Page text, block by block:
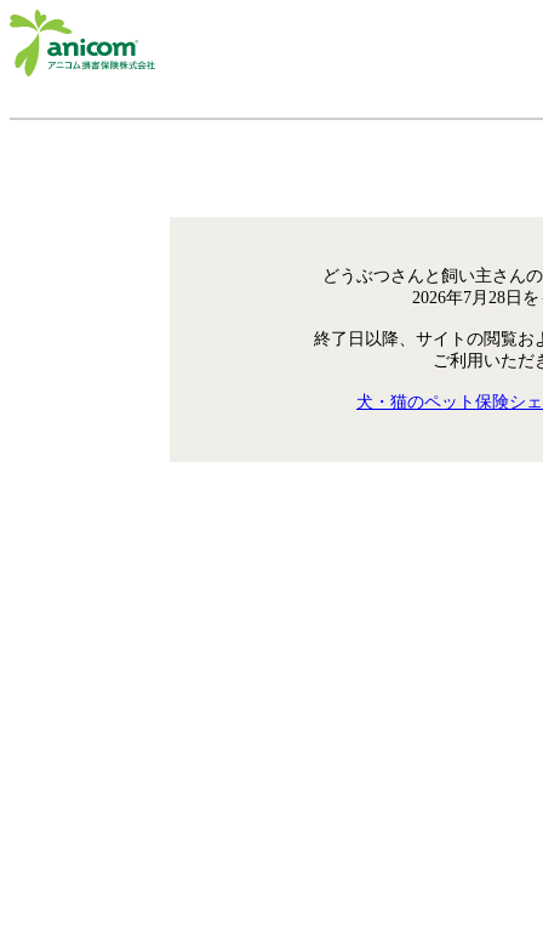
どうぶつさんと飼い主さん
2026年7月28日
終了日以降、サイトの閲覧お
ご利用いただ
犬・猫のペット保険シ